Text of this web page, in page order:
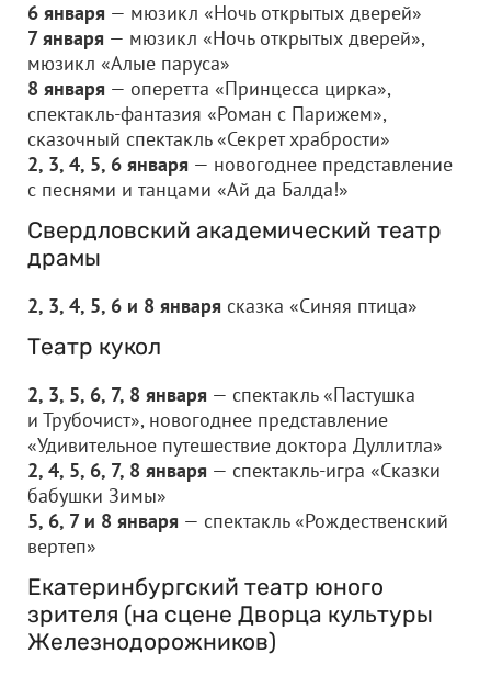
6 января — мюзикл «Ночь открытых дверей»
7 января — мюзикл «Ночь открытых дверей»,
мюзикл «Алые паруса»
8 января — оперетта «Принцесса цирка»,
спектакль-фантазия «Роман с Парижем»,
сказочный спектакль «Секрет храбрости»
2, 3, 4, 5, 6 января — новогоднее представление
с песнями и танцами «Ай да Балда!»
Свердловский академический театр
драмы
2, 3, 4, 5, 6 и 8 января сказка «Синяя птица»
Театр кукол
2, 3, 5, 6, 7, 8 января — спектакль «Пастушка
и Трубочист», новогоднее представление
«Удивительное путешествие доктора Дуллитла»
2, 4, 5, 6, 7, 8 января — спектакль-игра «Сказки
бабушки Зимы»
5, 6, 7 и 8 января — спектакль «Рождественский
вертеп»
Екатеринбургский театр юного
зрителя (на сцене Дворца культуры
Железнодорожников)